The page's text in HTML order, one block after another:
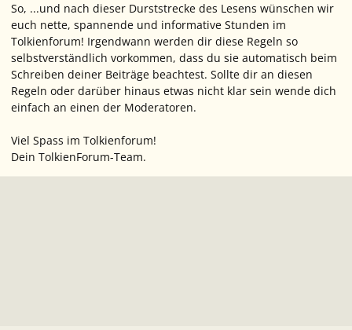
So, ...und nach dieser Durststrecke des Lesens wünschen wir
euch nette, spannende und informative Stunden im
Tolkienforum! Irgendwann werden dir diese Regeln so
selbstverständlich vorkommen, dass du sie automatisch beim
Schreiben deiner Beiträge beachtest. Sollte dir an diesen
Regeln oder darüber hinaus etwas nicht klar sein wende dich
einfach an einen der Moderatoren.
Viel Spass im Tolkienforum!
Dein TolkienForum-Team.